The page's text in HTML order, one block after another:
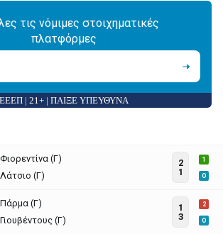
τις νόμιμες στοιχηματικές
πλατφόρμες
ΕΕΕΠ | 21+ | ΠΑΙΞΕ ΥΠΕΥΘΥΝΑ
Φιορεντίνα (Γ)
Λάτσιο (Γ)
2
1
1
O
Πάρμα (Γ)
Γιουβέντους (Γ)
1
3
2
O